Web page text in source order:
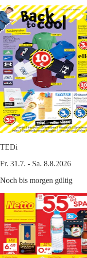
TEDi
Fr. 31.7. - Sa. 8.8.2026
Noch bis morgen gültig